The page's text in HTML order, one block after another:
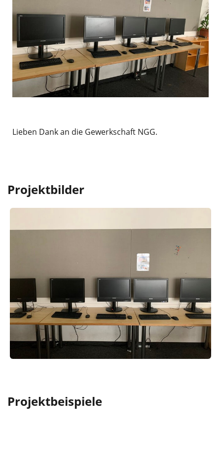
Lieben Dank an die Gewerkschaft NGG.
Projektbilder
Projektbeispiele